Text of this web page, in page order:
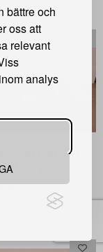
bättre och
oss att
relevant
analys
85566 DIVERSE
rop